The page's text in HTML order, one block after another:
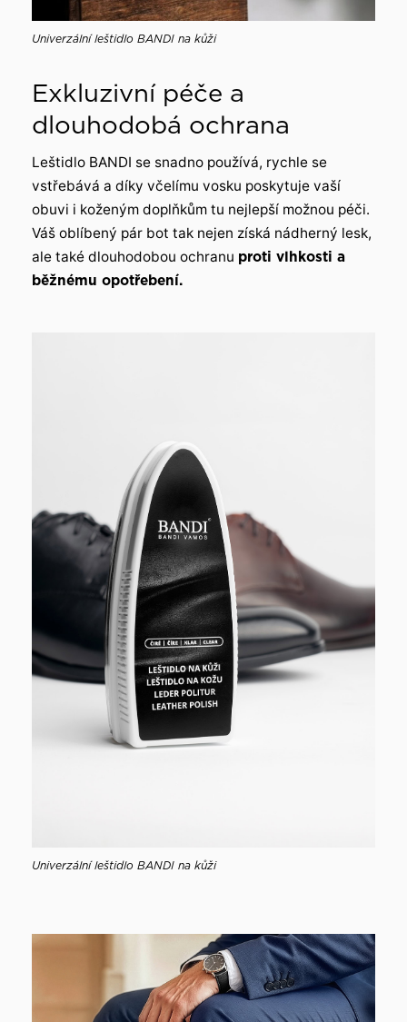
Univerzální leštidlo BANDI na kůži
Exkluzivní péče a
dlouhodobá ochrana
Leštidlo BANDI se snadno používá, rychle se
vstřebává a díky včelímu vosku poskytuje vaší
obuvi i koženým doplňkům tu nejlepší možnou péči.
Váš oblíbený pár bot tak nejen získá nádherný lesk,
ale také dlouhodobou ochranu proti vlhkosti a
běžnému opotřebení.
Univerzální leštidlo BANDI na kůži